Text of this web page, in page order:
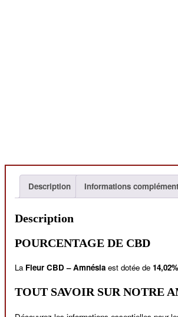
Description Informations
Description
POURCENTAGE DE CBD
La Fleur CBD – Amnésia est dotée de
TOUT SAVOIR SUR NOTRE